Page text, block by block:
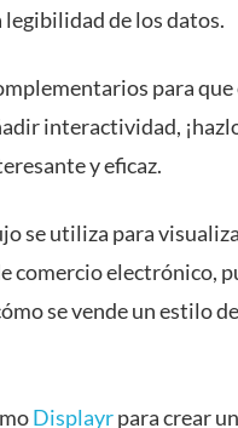
de los datos.
para
interactividad,
y eficaz.
se utiliza para
comercio electrónico,
se vende un estilo
Displayrpara crear